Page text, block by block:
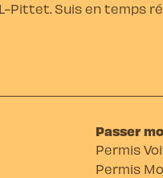
Pittet. Suis en temps
Passer
Permis
Permis